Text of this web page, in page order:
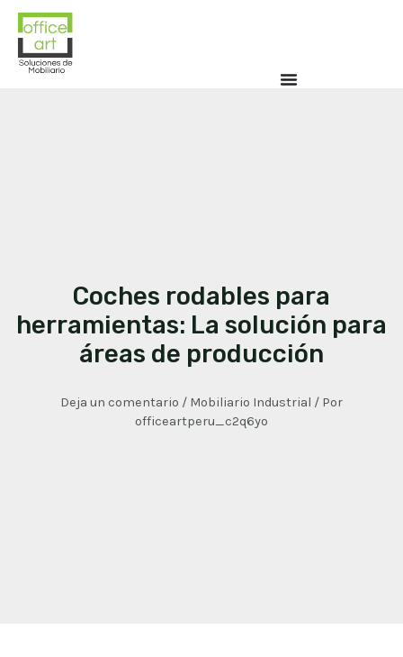
Coches rodables para
herramientas: La solución para
áreas de producción
Deja un comentario / Mobiliario Industrial / Por
officeartperu_c2q6yo